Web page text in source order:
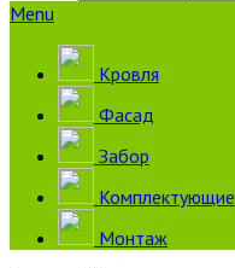
Menu
Кровля
Фасад
Забор
Комплектующие
Монтаж